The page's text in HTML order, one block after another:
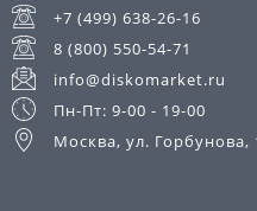
+7 (499) 638-26-16
8 (800) 550-54-71
info@diskomarket.ru
Пн-Пт: 9-00 - 19-00
Москва, ул. Горбунова,